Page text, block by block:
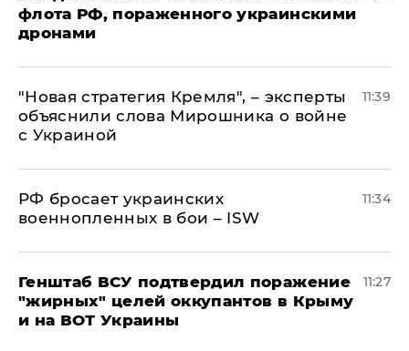
флота РФ, пораженного украинскими
дронами
"Новая стратегия Кремля", – эксперты
объяснили слова Мирошника о войне
с Украиной
11:39
РФ бросает украинских
военнопленных в бои – ISW
11:34
Генштаб ВСУ подтвердил поражение
"жирных" целей оккупантов в Крыму
и на ВОТ Украины
11:27